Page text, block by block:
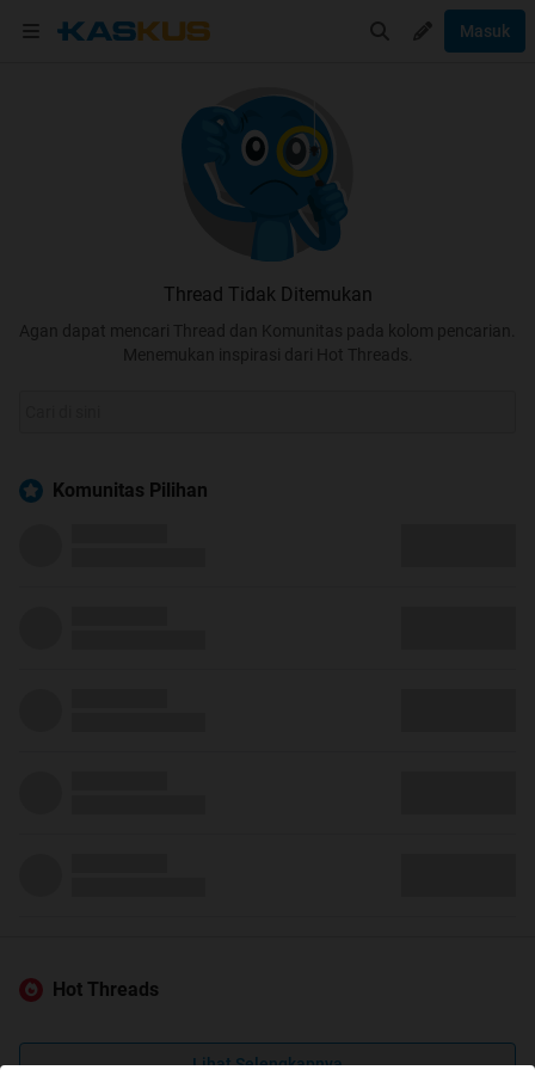
Masuk
Thread Tidak Ditemukan
Agan dapat mencari Thread dan Komunitas pada kolom pencarian.
Menemukan inspirasi dari Hot Threads.
Komunitas Pilihan
Hot Threads
Lihat Selengkapnya